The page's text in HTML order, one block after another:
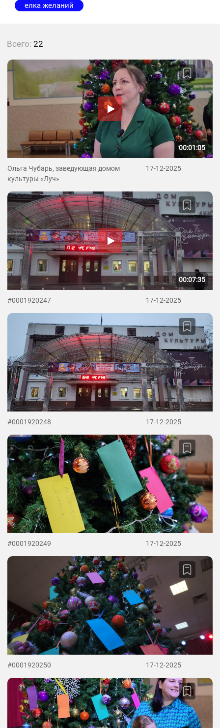
елка желаний
Всего: 22
00:01:05
Ольга Чубарь, заведующая домом
культуры «Луч»
17-12-2025
00:07:35
#0001920247 17-12-2025
#0001920248 17-12-2025
#0001920249 17-12-2025
#0001920250 17-12-2025